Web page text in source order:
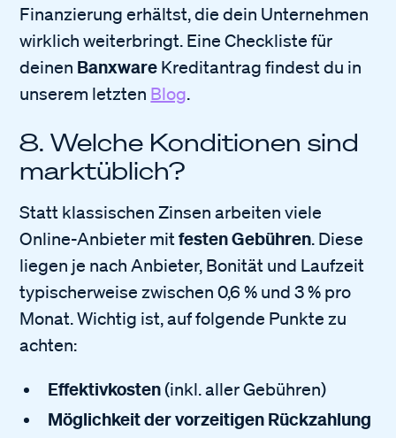
Finanzierung erhältst, die dein Unternehmen
wirklich weiterbringt. Eine Checkliste für
deinen Banxware Kreditantrag findest du in
unserem letzten Blog.
8. Welche Konditionen sind
marktüblich?
Statt klassischen Zinsen arbeiten viele
Online-Anbieter mitfesten Gebühren. Diese
liegen je nach Anbieter, Bonität und Laufzeit
typischerweise zwischen 0,6 % und 3 % pro
Monat. Wichtig ist, auf folgende Punkte zu
achten:
Effektivkosten(inkl. aller Gebühren)
Möglichkeit der vorzeitigen Rückzahlung